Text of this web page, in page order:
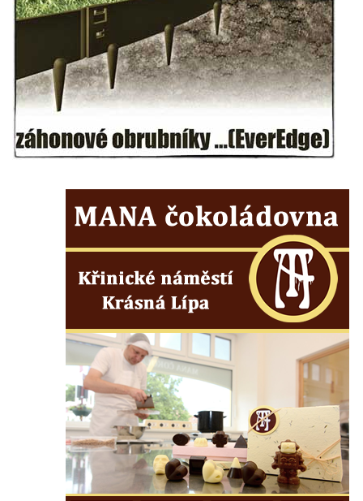
Výklenková kaple v jižní části Hořína
Výklenková kaple na domě Vodárenská čp.
271/1 v Mělníku
Kaple svatého Antonína v Nové Vsi-
Teplicích
Kaple svatých Petra a Pavla v Kladrubech u
Teplic
Kostel svatých Šimona a Judy v
Zabrušanech
Heymannova kaple v Havířské ulici v
armády v Duchcově
Kaple Panny Marie Pomocné na hřbitově v
Duchcově
Kaple v Želénkách
Hřbitovní kaple u městského hřbitova ve
Šluknově
Tříkrálová kaple u Rybniště